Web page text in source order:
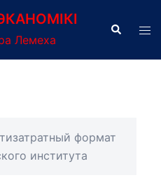
Лемеха
Поиск
формат
института